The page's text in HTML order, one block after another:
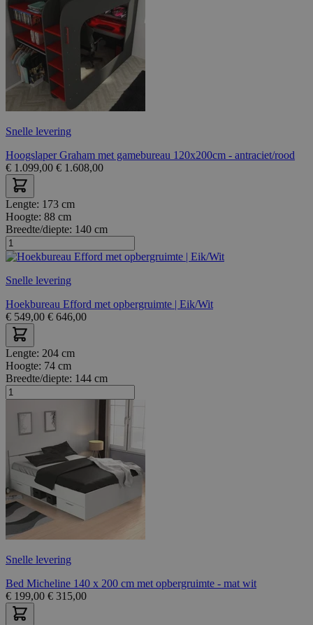
Snelle levering
Hoogslaper Graham met gamebureau 120x200cm - antraciet/rood
€ 1.099,00 € 1.608,00
Lengte: 173 cm
Hoogte: 88 cm
Breedte/diepte: 140 cm
Snelle levering
Hoekbureau Efford met opbergruimte | Eik/Wit
€ 549,00 € 646,00
Lengte: 204 cm
Hoogte: 74 cm
Breedte/diepte: 144 cm
Snelle levering
Bed Micheline 140 x 200 cm met opbergruimte - mat wit
€ 199,00 € 315,00